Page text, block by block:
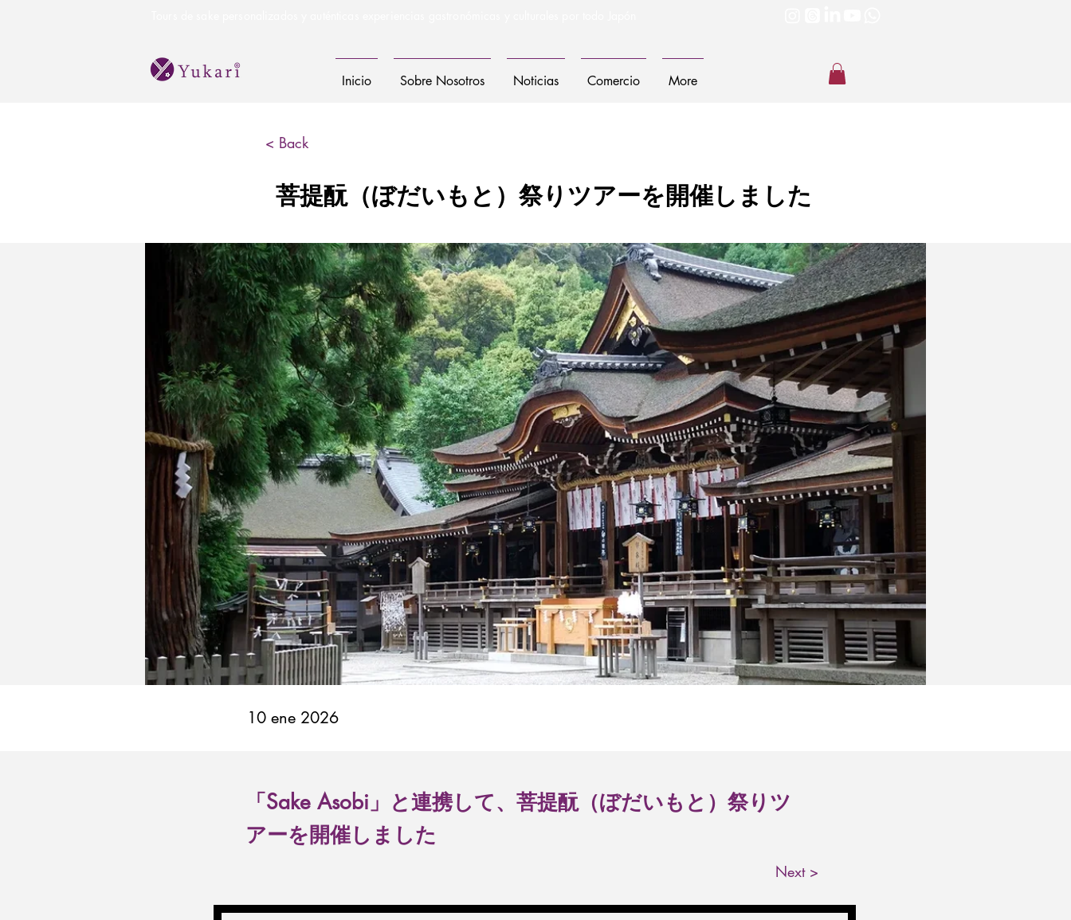
Inicio Sobre Nosotros Noticias Comercio More
< Back
菩提酛（ぼだいもと）祭りツアーを開催しました
10 ene 2026
「Sake Asobi」と連携して、菩提酛（ぼだいもと）祭りツ
アーを開催しました
Next >